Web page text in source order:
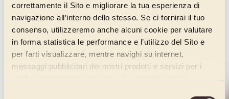
correttamente il Sito e migliorare la tua esperienza di
navigazione all’interno dello stesso. Se ci fornirai il tuo
consenso, utilizzeremo anche alcuni cookie per valutare
in forma statistica le performance e l’utilizzo del Sito e
per farti visualizzare, mentre navighi su internet,
messaggi pubblicitari dei nostri prodotti e servizi per i